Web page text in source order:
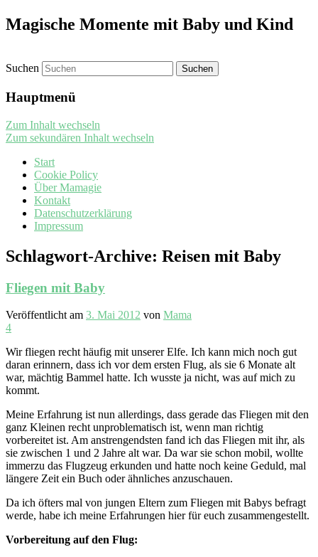
Magische Momente mit Baby und Kind
Suchen
Hauptmenü
Zum Inhalt wechseln
Zum sekundären Inhalt wechseln
Start
Cookie Policy
Über Mamagie
Kontakt
Datenschutzerklärung
Impressum
Schlagwort-Archive: Reisen mit Baby
Fliegen mit Baby
Veröffentlicht am 3. Mai 2012 von Mama
4
Wir fliegen recht häufig mit unserer Elfe. Ich kann mich noch gut
daran erinnern, dass ich vor dem ersten Flug, als sie 6 Monate alt
war, mächtig Bammel hatte. Ich wusste ja nicht, was auf mich zu
kommt.
Meine Erfahrung ist nun allerdings, dass gerade das Fliegen mit den
ganz Kleinen recht unproblematisch ist, wenn man richtig
vorbereitet ist. Am anstrengendsten fand ich das Fliegen mit ihr, als
sie zwischen 1 und 2 Jahre alt war. Da war sie schon mobil, wollte
immerzu das Flugzeug erkunden und hatte noch keine Geduld, mal
längere Zeit ein Buch oder ähnliches anzuschauen.
Da ich öfters mal von jungen Eltern zum Fliegen mit Babys befragt
werde, habe ich meine Erfahrungen hier für euch zusammengestellt.
Vorbereitung auf den Flug: